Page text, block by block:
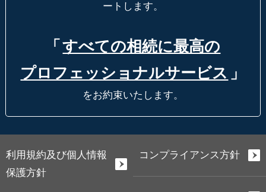
ートします。
「 すべての相続に最高の
プロフェッショナルサービス 」
をお約束いたします。
利用規約及び個人情報
保護方針
コンプライアンス方針